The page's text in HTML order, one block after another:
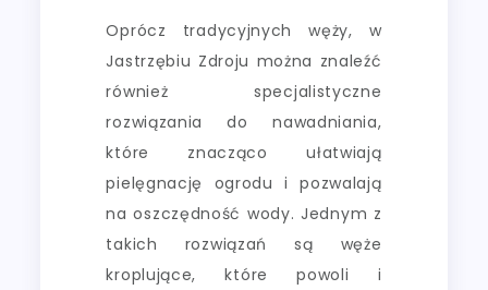
Oprócz tradycyjnych węży, w
Jastrzębiu Zdroju można znaleźć
również specjalistyczne
rozwiązania do nawadniania,
które znacząco ułatwiają
pielęgnację ogrodu i pozwalają
na oszczędność wody. Jednym z
takich rozwiązań są węże
kroplujące, które powoli i